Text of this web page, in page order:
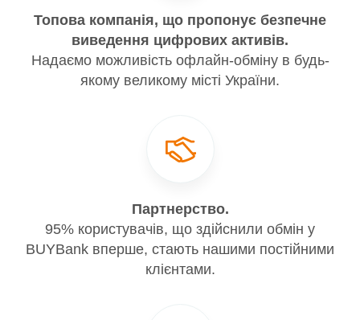
Топова компанія, що пропонує безпечне
виведення цифрових активів.
Надаємо можливість офлайн-обміну в будь-
якому великому місті України.
Партнерство.
95% користувачів, що здійснили обмін у
BUYBank вперше, стають нашими постійними
клієнтами.